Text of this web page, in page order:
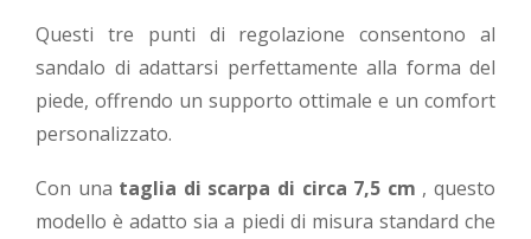
Questi tre punti di regolazione consentono al
sandalo di adattarsi perfettamente alla forma del
piede, offrendo un supporto ottimale e un comfort
personalizzato.
Con una taglia di scarpa di circa 7,5 cm , questo
modello è adatto sia a piedi di misura standard che